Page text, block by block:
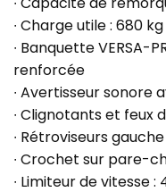
∙ Charge utile : 680 kg
∙ Banquette VERSA-
renforcée
∙ Avertisseur
∙ Clignotants et feux
∙ Rétroviseurs
∙ Crochet sur pare-
∙ Limiteur de vitesse